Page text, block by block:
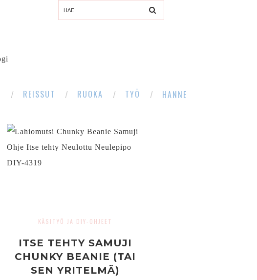
REISSUT RUOKA TYÖ HANNE
KÄSITYÖ JA DIY-OHJEET
ITSE TEHTY SAMUJI
CHUNKY BEANIE (TAI
SEN YRITELMÄ)